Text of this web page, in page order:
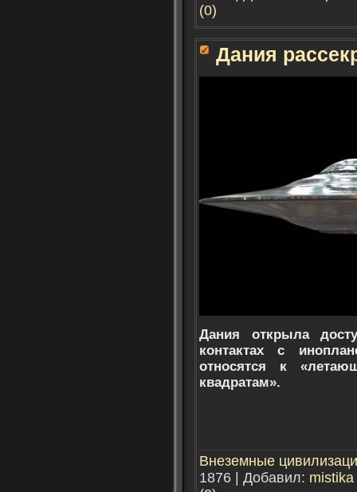
(0)
Дания
Дания открыла
контактах с
относятся к
квадратам».
Внеземные
1876 | Добавил: mistika